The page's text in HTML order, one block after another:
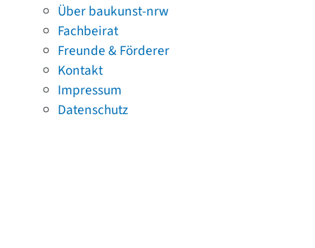
Über baukunst-nrw
Fachbeirat
Freunde & Förderer
Kontakt
Impressum
Datenschutz